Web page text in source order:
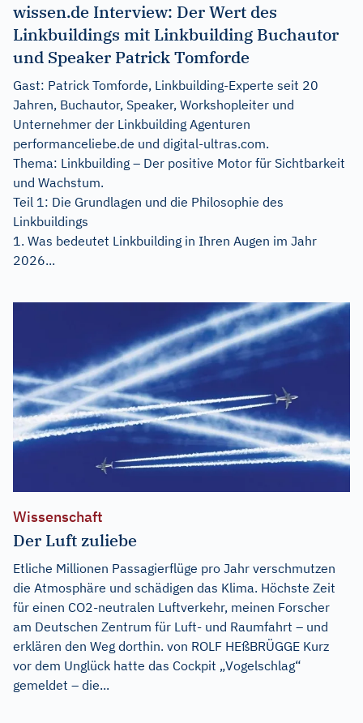
wissen.de Interview: Der Wert des
Linkbuildings mit Linkbuilding Buchautor
und Speaker Patrick Tomforde
Gast: Patrick Tomforde, Linkbuilding-Experte seit 20
Jahren, Buchautor, Speaker, Workshopleiter und
Unternehmer der Linkbuilding Agenturen
performanceliebe.de und digital-ultras.com.
Thema: Linkbuilding – Der positive Motor für Sichtbarkeit
und Wachstum.
Teil 1: Die Grundlagen und die Philosophie des
Linkbuildings
1. Was bedeutet Linkbuilding in Ihren Augen im Jahr
2026...
Wissenschaft
Der Luft zuliebe
Etliche Millionen Passagierflüge pro Jahr verschmutzen
die Atmosphäre und schädigen das Klima. Höchste Zeit
für einen CO2-neutralen Luftverkehr, meinen Forscher
am Deutschen Zentrum für Luft- und Raumfahrt – und
erklären den Weg dorthin. von ROLF HEßBRÜGGE Kurz
vor dem Unglück hatte das Cockpit „Vogelschlag“
gemeldet – die...